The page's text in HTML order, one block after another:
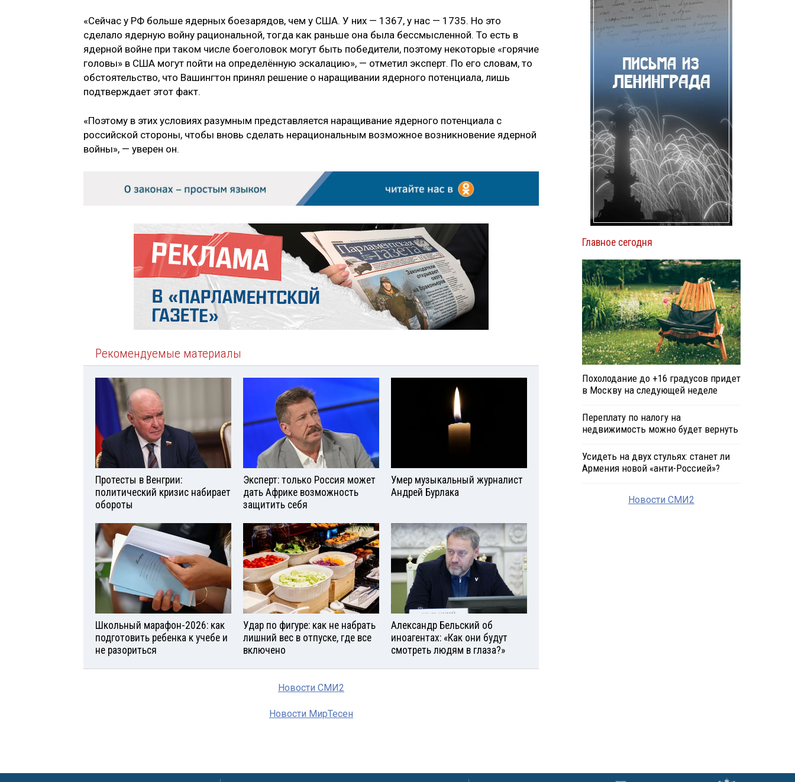
«Сейчас у РФ больше ядерных боезарядов, чем у США. У них — 1367, у нас — 1735. Но это
сделало ядерную войну рациональной, тогда как раньше она была бессмысленной. То есть в
ядерной войне при таком числе боеголовок могут быть победители, поэтому некоторые «горячие
головы» в США могут пойти на определённую эскалацию», — отметил эксперт. По его словам, то
обстоятельство, что Вашингтон принял решение о наращивании ядерного потенциала, лишь
подтверждает этот факт.
«Поэтому в этих условиях разумным представляется наращивание ядерного потенциала с
российской стороны, чтобы вновь сделать нерациональным возможное возникновение ядерной
войны», — уверен он.
Рекомендуемые материалы
Протесты в Венгрии:
политический кризис набирает
обороты
Эксперт: только Россия может
дать Африке возможность
защитить себя
Умер музыкальный журналист
Андрей Бурлака
Школьный марафон-2026: как
подготовить ребенка к учебе и
не разориться
Удар по фигуре: как не набрать
лишний вес в отпуске, где все
включено
Александр Бельский об
иноагентах: «Как они будут
смотреть людям в глаза?»
Новости СМИ2
Новости МирТесен
Главное сегодня
Похолодание до +16 градусов придет
в Москву на следующей неделе
Переплату по налогу на
недвижимость можно будет вернуть
Усидеть на двух стульях: станет ли
Армения новой «анти-Россией»?
Новости СМИ2